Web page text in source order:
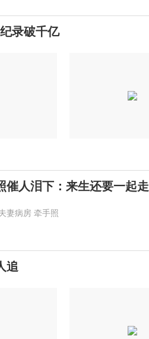
录破千亿
催人泪下：来生还要一起走
妻病房 牵手照
追